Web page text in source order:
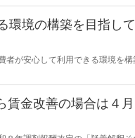
環境の構築を目指し
が安心して利用できる環境を構
全・安心協議会がセミナーを開
賃金改善の場合は４